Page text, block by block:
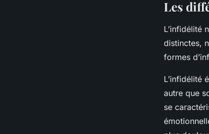
Les
L’infidélité
distinctes,
formes
L’infidélité
autre que
se